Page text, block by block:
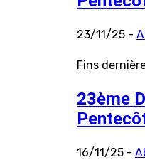
23/11/25 -
Fins
23ème
16/11/25 -